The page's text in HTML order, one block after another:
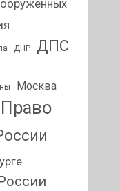
ДНР ДПС
Москва
Право